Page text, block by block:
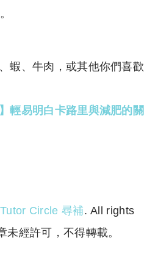
蝦、牛肉，或其他你們喜歡
輕易明白卡路里與減肥的關
Tutor Circle 尋補. All rights
未經許可，不得轉載。